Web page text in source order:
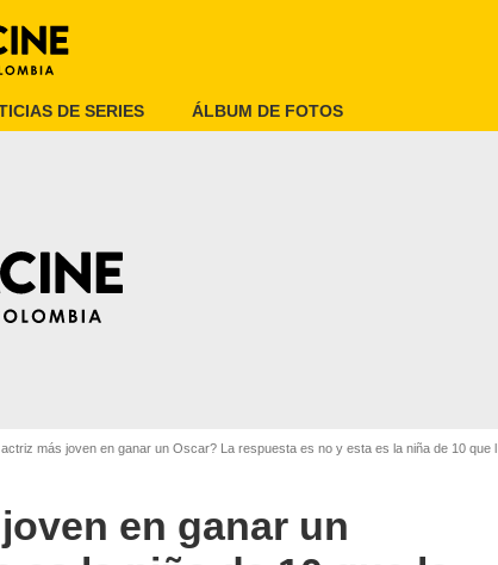
DE SERIES ÁLBUM DE FOTOS
más joven en ganar un Oscar? La respuesta es no y esta es la niña de 10 que le quitó el récord
en ganar un